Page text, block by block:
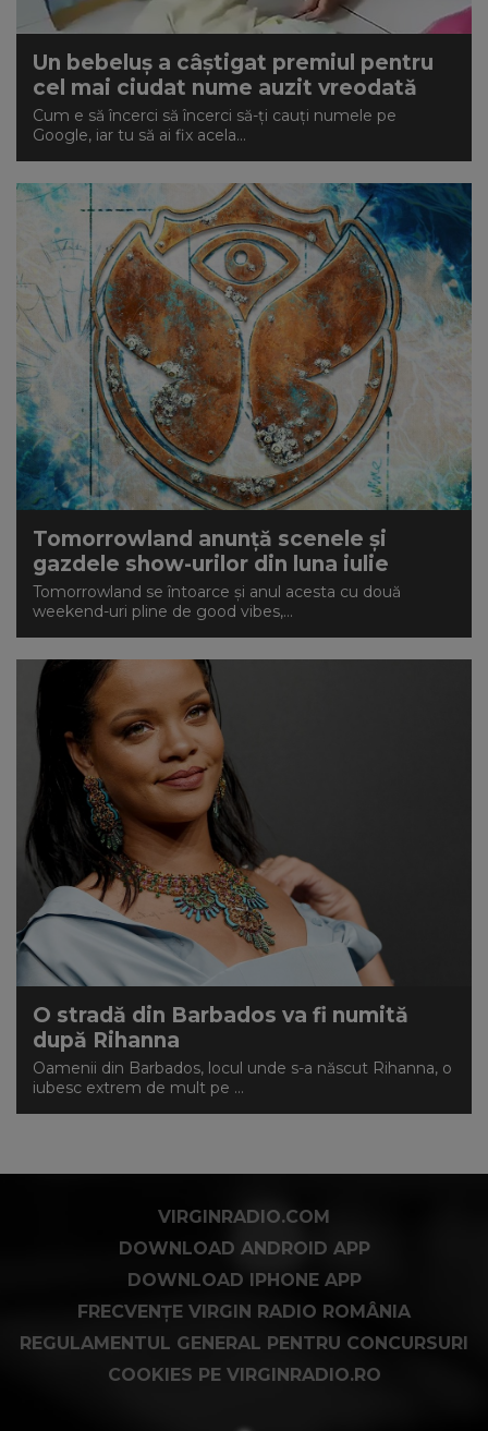
Un bebeluș a câștigat premiul pentru
cel mai ciudat nume auzit vreodată
Cum e să încerci să încerci să-ți cauți numele pe
Google, iar tu să ai fix acela...
Tomorrowland anunță scenele și
gazdele show-urilor din luna iulie
Tomorrowland se întoarce și anul acesta cu două
weekend-uri pline de good vibes,...
O stradă din Barbados va fi numită
după Rihanna
Oamenii din Barbados, locul unde s-a născut Rihanna, o
iubesc extrem de mult pe ...
VIRGINRADIO.COM
DOWNLOAD ANDROID APP
DOWNLOAD IPHONE APP
FRECVENȚE VIRGIN RADIO ROMÂNIA
REGULAMENTUL GENERAL PENTRU CONCURSURI
COOKIES PE VIRGINRADIO.RO